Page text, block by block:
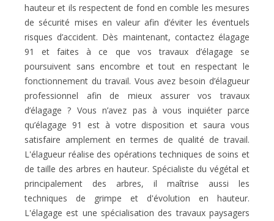
hauteur et ils respectent de fond en comble les mesures
de sécurité mises en valeur afin d’éviter les éventuels
risques d’accident. Dès maintenant, contactez élagage
91 et faites à ce que vos travaux d’élagage se
poursuivent sans encombre et tout en respectant le
fonctionnement du travail. Vous avez besoin d’élagueur
professionnel afin de mieux assurer vos travaux
d’élagage ? Vous n’avez pas à vous inquiéter parce
qu’élagage 91 est à votre disposition et saura vous
satisfaire amplement en termes de qualité de travail.
L'élagueur réalise des opérations techniques de soins et
de taille des arbres en hauteur. Spécialiste du végétal et
principalement des arbres, il maîtrise aussi les
techniques de grimpe et d'évolution en hauteur.
L'élagage est une spécialisation des travaux paysagers